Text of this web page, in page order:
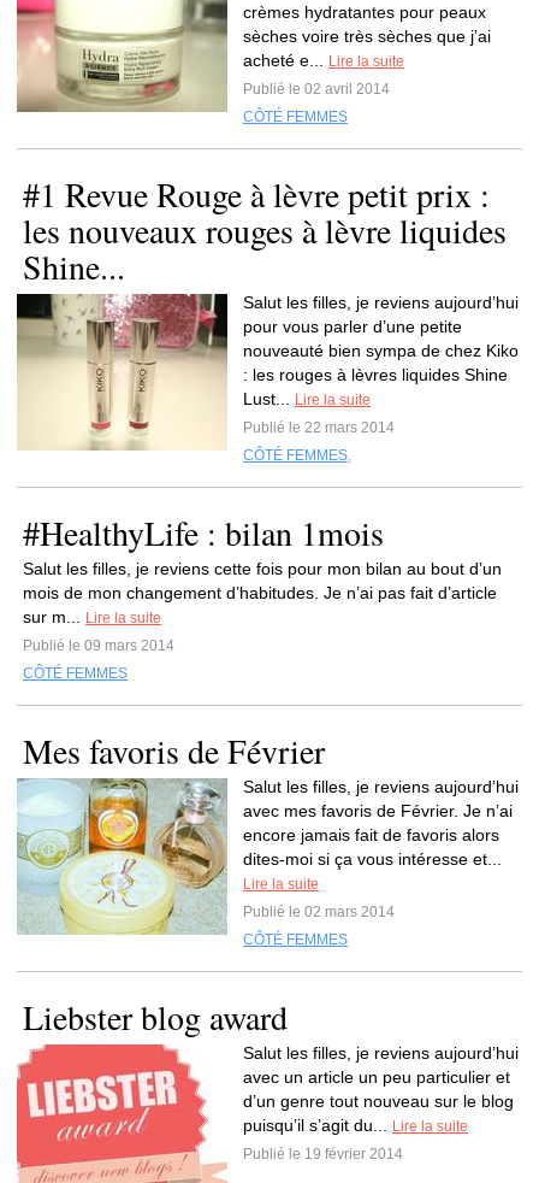
crèmes hydratantes pour peaux
sèches voire très sèches que j’ai
acheté e...
Lire la suite
Publié le 02 avril 2014
CÔTÉ FEMMES
#1 Revue Rouge à lèvre petit prix :
les nouveaux rouges à lèvre liquides
Shine...
Salut les filles, je reviens aujourd’hui
pour vous parler d’une petite
nouveauté bien sympa de chez Kiko
: les rouges à lèvres liquides Shine
Lust...
Lire la suite
Publié le 22 mars 2014
CÔTÉ FEMMES,
#HealthyLife : bilan 1mois
Salut les filles, je reviens cette fois pour mon bilan au bout d’un
mois de mon changement d’habitudes. Je n’ai pas fait d’article
sur m...
Lire la suite
Publié le 09 mars 2014
CÔTÉ FEMMES
Mes favoris de Février
Salut les filles, je reviens aujourd’hui
avec mes favoris de Février. Je n’ai
encore jamais fait de favoris alors
dites-moi si ça vous intéresse et...
Lire la suite
Publié le 02 mars 2014
CÔTÉ FEMMES
Liebster blog award
Salut les filles, je reviens aujourd’hui
avec un article un peu particulier et
d’un genre tout nouveau sur le blog
puisqu’il s’agit du...
Lire la suite
Publié le 19 février 2014